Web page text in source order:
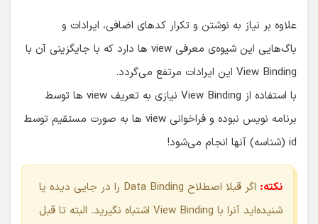
علاوه بر نیاز به نوشتن و تکرار کدهای اضافی، ایرادات و
باگ‌هایی این شیوه‌ی معرفی view ها دارد که با جایگزینی آن با
View Binding این ایرادات مرتفع می‌گردد.
با استفاده از View Binding نیازی به تعریف view ها توسط
برنامه نویس نبوده و فراخوانی view ها به صورت مستقیم توسط
id (شناسه) آنها انجام می‌شود!
نکته:
اگر قبلا اصطلاح Data Binding را در جایی دیده یا
شنیده‌اید آنرا با View Binding اشتباه نگیرید. البته تا قبل